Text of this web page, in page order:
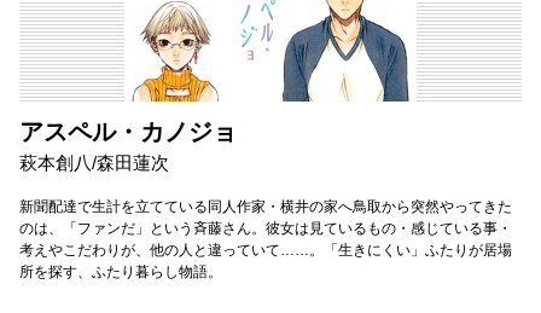
アスペル・カノジョ
萩本創八/森田蓮次
新聞配達で生計を立てている同人作家・横井の家へ鳥取から突然やってきた
のは、「ファンだ」という斉藤さん。彼女は見ているもの・感じている事・
考えやこだわりが、他の人と違っていて……。「生きにくい」ふたりが居場
所を探す、ふたり暮らし物語。